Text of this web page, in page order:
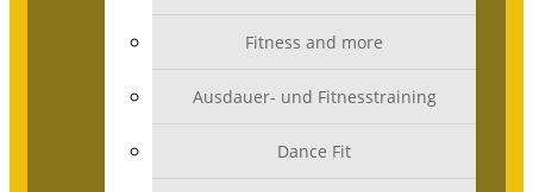
Fitness and more
Ausdauer- und Fitnesstraining
Dance Fit